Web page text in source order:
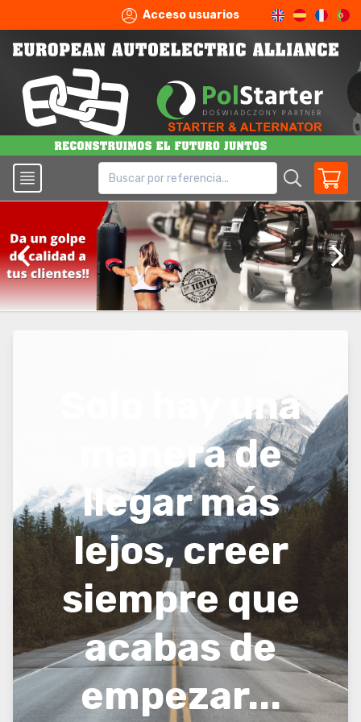
Acceso usuarios
Solo hay una
manera de
llegar más
lejos, creer
siempre que
acabas de
empezar...